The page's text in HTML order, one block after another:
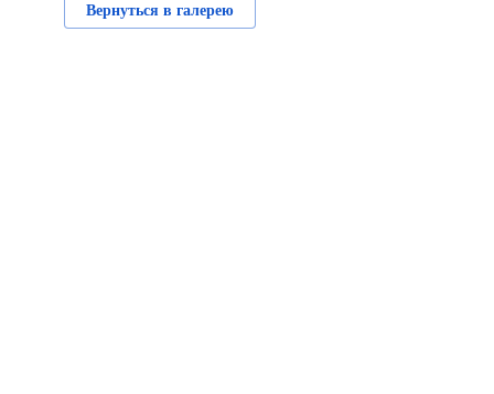
Вернуться в галерею